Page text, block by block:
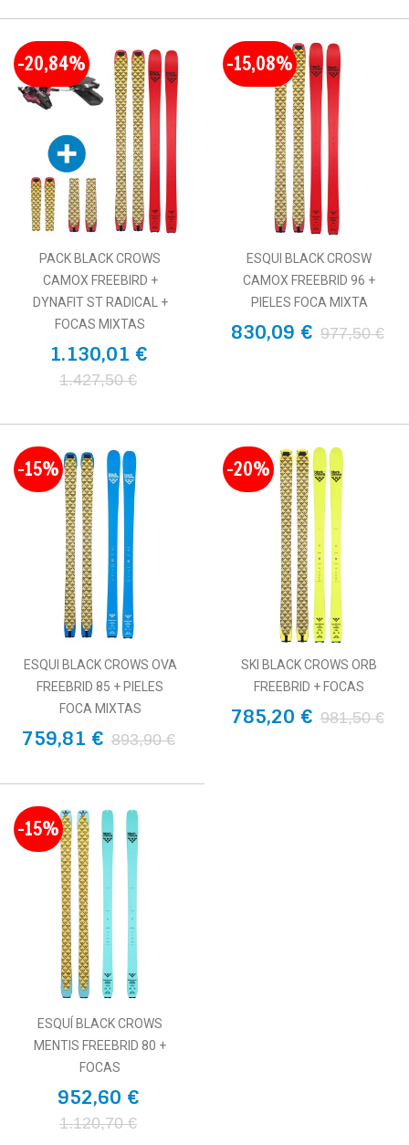
-20,84%
PACK BLACK CROWS
CAMOX FREEBIRD +
DYNAFIT ST RADICAL +
FOCAS MIXTAS
1.130,01 €
1.427,50 €
-15,08%
ESQUI BLACK CROSW
CAMOX FREEBRID 96 +
PIELES FOCA MIXTA
830,09 € 977,50 €
-15%
ESQUI BLACK CROWS OVA
FREEBRID 85 + PIELES
FOCA MIXTAS
759,81 € 893,90 €
-20%
SKI BLACK CROWS ORB
FREEBRID + FOCAS
785,20 € 981,50 €
-15%
ESQUÍ BLACK CROWS
MENTIS FREEBRID 80 +
FOCAS
952,60 €
1.120,70 €